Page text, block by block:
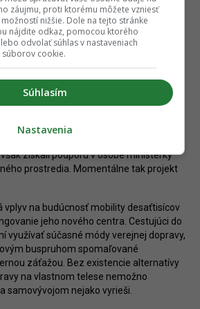
obyvatelia dvoch najľudnatejších
častí. Zároveň však vzniknú podmienky
iných častí mesta, predovšetkým do
Vrakune. Samotná trať má byť tichá
pri Zwirne bude vedená v zelenom páse.
úsek trate vedúci popred Slovenské
v radoch odporcov z prostredia
pre prevádzku divadla. Hlavné
argumentujúc
získali podporu v osobe ministerky
prostredia. Momentálne tak projekt
vplyv na budúcnosť mobility desaťtisícov
jeho nového centra. Cestujúci do
využívať súčasné módy verejnej dopravy,
buspruhom spomaľované
záťažou. Bez existencie alternatívy
na vlastnom telese nemožno
samovývojom nejako vyrieši.
záujmu, proti ktorému môžete vzniesť
nižšie. Dole na tejto stránke
nájdite odkaz, pomocou ktorého
odvolať súhlas v nastaveniach
cookie.
Súhlasím
Nastavenia